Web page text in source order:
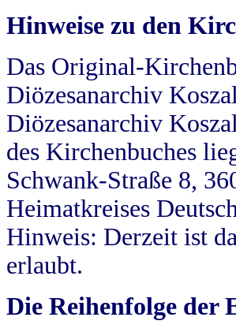
Hinweise zu den
Das Original-
Diözesanarchiv
Diözesanarchiv
des Kirchenbuches
Schwank-Straße 8,
Heimatkreises
Hinweis: Derzeit ist
erlaubt.
Die Reihenfolge der